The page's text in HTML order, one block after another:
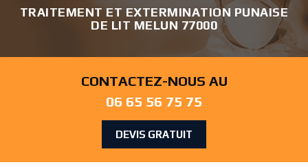
TRAITEMENT ET EXTERMINATION PUNAISE
DE LIT MELUN 77000
CONTACTEZ-NOUS AU
06 65 56 75 75
DEVIS GRATUIT